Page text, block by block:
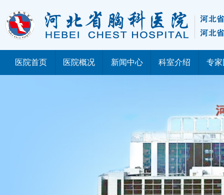
医院首页 医院概况 新闻中心 科室介绍 专